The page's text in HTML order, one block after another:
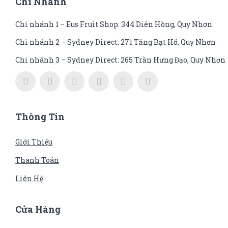
Chi nhánh 1 – Eus Fruit Shop: 344 Diên Hồng, Quy Nhơn
Chi nhánh 2 – Sydney Direct: 271 Tăng Bạt Hổ, Quy Nhơn
Chi nhánh 3 – Sydney Direct: 265 Trần Hưng Đạo, Quy Nhơn
Thông Tin
Giới Thiệu
Thanh Toán
Liên Hệ
Cửa Hàng